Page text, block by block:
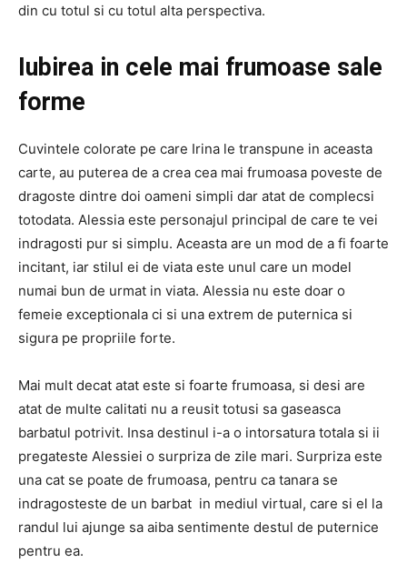
din cu totul si cu totul alta perspectiva.
Iubirea in cele mai frumoase sale
forme
Cuvintele colorate pe care Irina le transpune in aceasta
carte, au puterea de a crea cea mai frumoasa poveste de
dragoste dintre doi oameni simpli dar atat de complecsi
totodata. Alessia este personajul principal de care te vei
indragosti pur si simplu. Aceasta are un mod de a fi foarte
incitant, iar stilul ei de viata este unul care un model
numai bun de urmat in viata. Alessia nu este doar o
femeie exceptionala ci si una extrem de puternica si
sigura pe propriile forte.
Mai mult decat atat este si foarte frumoasa, si desi are
atat de multe calitati nu a reusit totusi sa gaseasca
barbatul potrivit. Insa destinul i-a o intorsatura totala si ii
pregateste Alessiei o surpriza de zile mari. Surpriza este
una cat se poate de frumoasa, pentru ca tanara se
indragosteste de un barbat in mediul virtual, care si el la
randul lui ajunge sa aiba sentimente destul de puternice
pentru ea.